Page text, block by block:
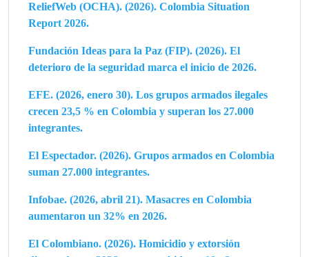
ReliefWeb (OCHA). (2026). Colombia Situation
Report 2026.
Fundación Ideas para la Paz (FIP). (2026). El
deterioro de la seguridad marca el inicio de 2026.
EFE. (2026, enero 30). Los grupos armados ilegales
crecen 23,5 % en Colombia y superan los 27.000
integrantes.
El Espectador. (2026). Grupos armados en Colombia
suman 27.000 integrantes.
Infobae. (2026, abril 21). Masacres en Colombia
aumentaron un 32% en 2026.
El Colombiano. (2026). Homicidio y extorsión